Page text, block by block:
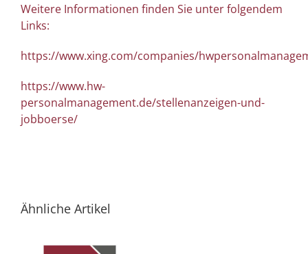
Weitere Informationen finden Sie unter folgendem
Links:
https://www.xing.com/companies/
https://www.hw-
personalmanagement.de/stellenanzeigen-und-
jobboerse/
Ähnliche Artikel